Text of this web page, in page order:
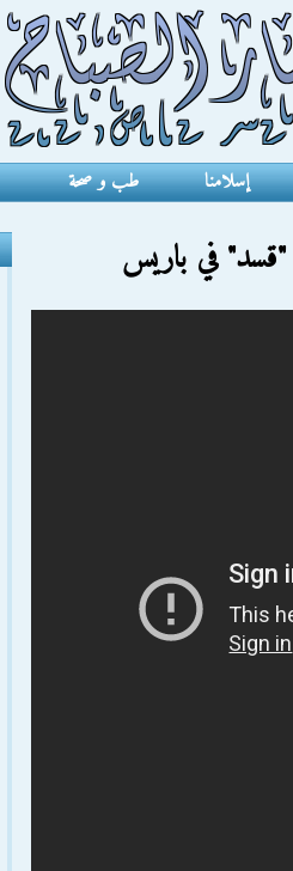
إسلامنا طب و صحة
"قسد" في باريس